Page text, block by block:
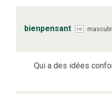
bienpensant ro
Qui a des idées